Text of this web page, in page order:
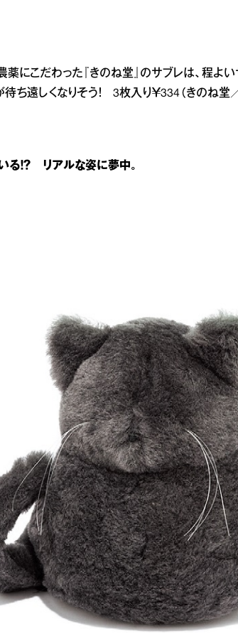
にこだわった『きのね堂』のサブレは、程よ
ち遠しくなりそう！ 3枚入り￥334（きのね堂
！？ リアルな姿に夢中。